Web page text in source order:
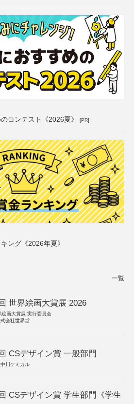
コンテスト《2026夏》 [PR]
ング《2026年夏》
一覧
世界絵画大賞展 2026
絵画大賞展 実行委員会
会社世界堂
CSデザイン賞 一般部門
川ケミカル
CSデザイン賞 学生部門《学生